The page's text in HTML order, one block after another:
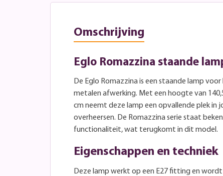
Omschrijving
Eglo Romazzina staande
De Eglo Romazzina is een staande lamp
metalen afwerking. Met een hoogte van
cm neemt deze lamp een opvallende plek in
overheersen. De Romazzina serie staat
functionaliteit, wat terugkomt in dit model.
Eigenschappen en techniek
Deze lamp werkt op een E27 fitting en